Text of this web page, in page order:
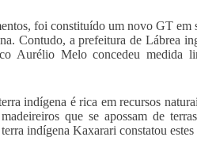
foi constituído um novo GT em
Contudo, a prefeitura de Lábrea
Aurélio Melo concedeu medida
indígena é rica em recursos
que se apossam de
indígena Kaxarari constatou